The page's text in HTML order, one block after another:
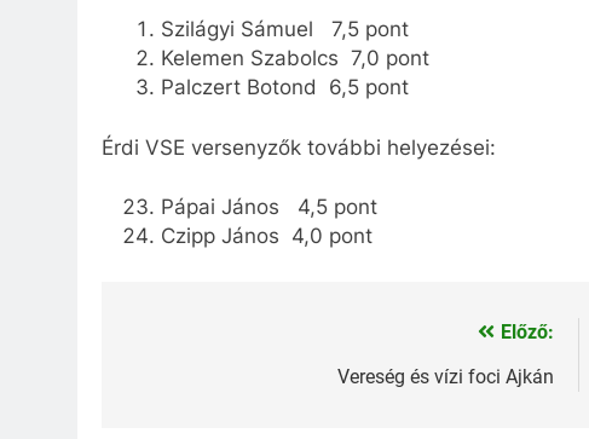
Szilágyi Sámuel 7,5 pont
Kelemen Szabolcs 7,0 pont
Palczert Botond 6,5 pont
Érdi VSE versenyzők további helyezései:
Pápai János 4,5 pont
Czipp János 4,0 pont
Előző:
Vereség és vízi foci Ajkán